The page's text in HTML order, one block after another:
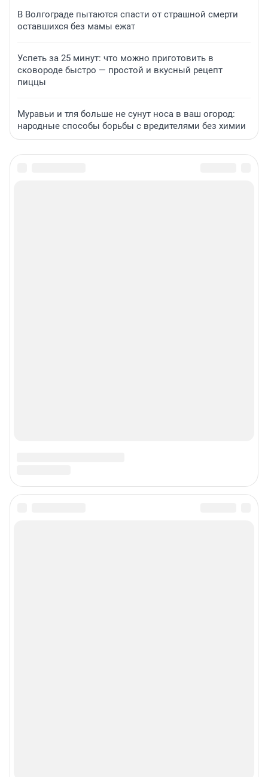
В Волгограде пытаются спасти от страшной смерти
оставшихся без мамы ежат
Успеть за 25 минут: что можно приготовить в
сковороде быстро — простой и вкусный рецепт
пиццы
Муравьи и тля больше не сунут носа в ваш огород:
народные способы борьбы с вредителями без химии